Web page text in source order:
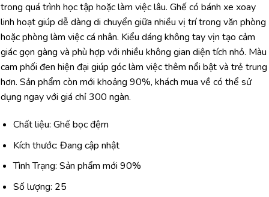
trong quá trình học tập hoặc làm việc lâu. Ghế có bánh xe xoay
linh hoạt giúp dễ dàng di chuyển giữa nhiều vị trí trong văn phòng
hoặc phòng làm việc cá nhân. Kiểu dáng không tay vịn tạo cảm
giác gọn gàng và phù hợp với nhiều không gian diện tích nhỏ. Màu
cam phối đen hiện đại giúp góc làm việc thêm nổi bật và trẻ trung
hơn. Sản phẩm còn mới khoảng 90%, khách mua về có thể sử
dụng ngay với giá chỉ 300 ngàn.
Chất liệu: Ghế bọc đệm
Kích thước: Đang cập nhật
Tình Trạng: Sản phẩm mới 90%
Số lượng: 25